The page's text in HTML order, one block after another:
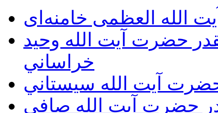
الله العظمی خامنه‌ای
حضرت آيت الله وحيد
خراساني
حضرت آيت الله سيستاني
حضرت آيت الله صافي